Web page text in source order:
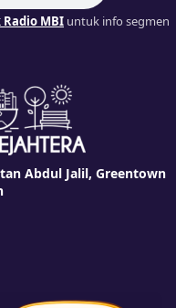
Radio MBI untuk info segmen
Abdul Jalil, Greentown